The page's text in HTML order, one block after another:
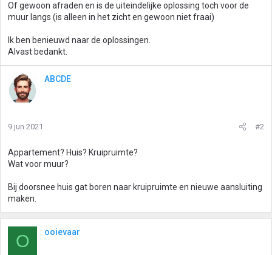
Of gewoon afraden en is de uiteindelijke oplossing toch voor de
muur langs (is alleen in het zicht en gewoon niet fraai)
Ik ben benieuwd naar de oplossingen.
Alvast bedankt.
ABCDE
9 jun 2021 #2
Appartement? Huis? Kruipruimte?
Wat voor muur?
Bij doorsnee huis gat boren naar kruipruimte en nieuwe aansluiting
maken.
O ooievaar